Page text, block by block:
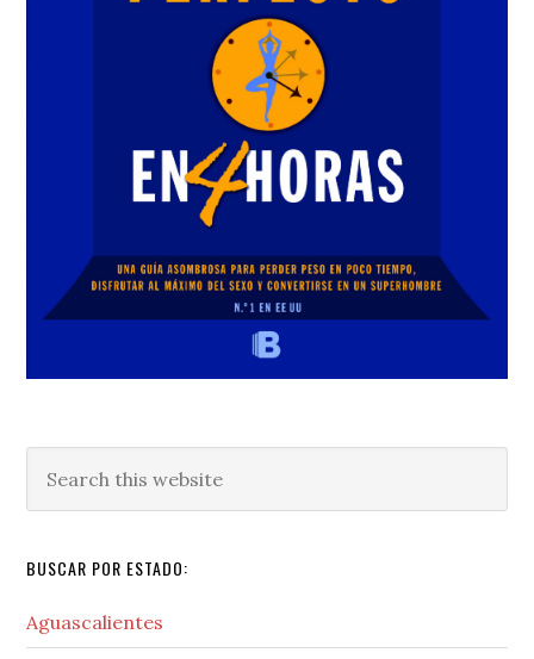
this
BUSCAR POR ESTADO:
Aguascalientes